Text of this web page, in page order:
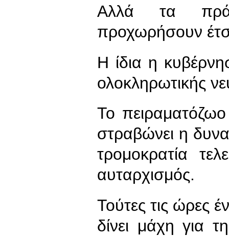
Αλλά τα
προχωρήσουν
Η ίδια η
ολοκληρωτικής
Το
στραβώνει η
τρομοκρατία
αυταρχισμός.
Τούτες τις ώρες
δίνει μάχη για